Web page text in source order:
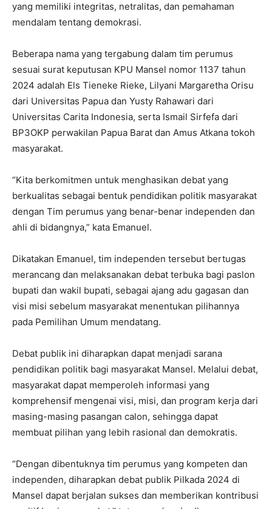
yang memiliki integritas, netralitas, dan pemahaman
mendalam tentang demokrasi.
Beberapa nama yang tergabung dalam tim perumus
sesuai surat keputusan KPU Mansel nomor 1137 tahun
2024 adalah Els Tieneke Rieke, Lilyani Margaretha Orisu
dari Universitas Papua dan Yusty Rahawari dari
Universitas Carita Indonesia, serta Ismail Sirfefa dari
BP3OKP perwakilan Papua Barat dan Amus Atkana tokoh
masyarakat.
“Kita berkomitmen untuk menghasikan debat yang
berkualitas sebagai bentuk pendidikan politik masyarakat
dengan Tim perumus yang benar-benar independen dan
ahli di bidangnya,” kata Emanuel.
Dikatakan Emanuel, tim independen tersebut bertugas
merancang dan melaksanakan debat terbuka bagi paslon
bupati dan wakil bupati, sebagai ajang adu gagasan dan
visi misi sebelum masyarakat menentukan pilihannya
pada Pemilihan Umum mendatang.
Debat publik ini diharapkan dapat menjadi sarana
pendidikan politik bagi masyarakat Mansel. Melalui debat,
masyarakat dapat memperoleh informasi yang
komprehensif mengenai visi, misi, dan program kerja dari
masing-masing pasangan calon, sehingga dapat
membuat pilihan yang lebih rasional dan demokratis.
“Dengan dibentuknya tim perumus yang kompeten dan
independen, diharapkan debat publik Pilkada 2024 di
Mansel dapat berjalan sukses dan memberikan kontribusi